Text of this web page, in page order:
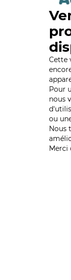
Cette
Pour
nous
ou
Nous
Merci